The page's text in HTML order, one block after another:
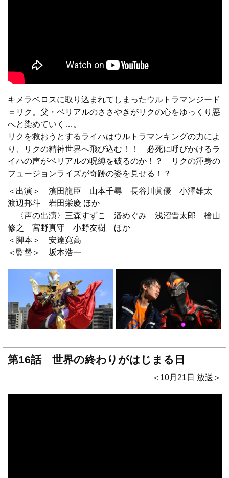
キメラベロスに取り込まれてしまったウルトラマンジード
＝リク。父・ベリアルのささやきがリクの心をゆっくり悪
へと染めていく…。
リクを救おうとするライハはウルトラマンキングの力によ
り、リクの精神世界へ飛び込む！！ 必死に呼びかけるラ
イハの声がベリアルの呪縛を破るのか！？ リクの渾身の
フュージョンライズが奇跡の姿を見せる！？
＜出演＞ 濱田龍臣 山本千尋 長谷川眞優 小澤雄太
渡辺邦斗 岩田栄慶 ほか
〈声の出演〉三森すずこ 潘めぐみ 浅沼晋太郎 檜山
修之 宮野真守 小野友樹 ほか
＜脚本＞ 安達寛高
＜監督＞ 坂本浩一
第16話 世界の終わりがはじまる日
＜10月21日 放送＞